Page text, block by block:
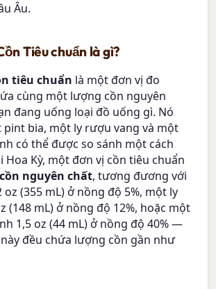
Âu.
Tiêu chuẩn là gì?
tiêu chuẩn là một đơn vị đo
cùng một lượng cồn nguyên
đang uống loại đồ uống gì. Nó
bia, một ly rượu vang và một
có thể được so sánh một cách
Hoa Kỳ, một đơn vị cồn tiêu chuẩn
nguyên chất, tương đương với
(355 mL) ở nồng độ 5%, một ly
(148 mL) ở nồng độ 12%, hoặc một
1,5 oz (44 mL) ở nồng độ 40% —
đều chứa lượng cồn gần như